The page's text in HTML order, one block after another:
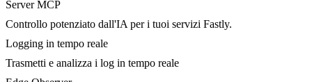
Server MCP
Controllo potenziato dall'IA per i tuoi servizi Fastly.
Logging in tempo reale
Trasmetti e analizza i log in tempo reale